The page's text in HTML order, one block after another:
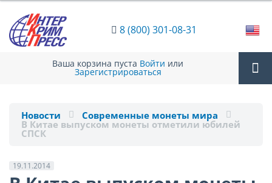
8 (800) 301-08-31
Ваша корзина пуста Войти или
Зарегистрироваться
Новости Современные монеты мира
В Китае выпуском монеты отметили юбилей
СПСК
19.11.2014